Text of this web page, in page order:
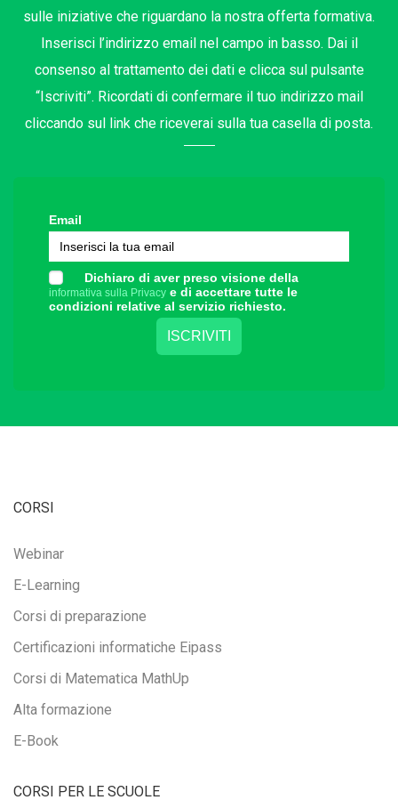
sulle iniziative che riguardano la nostra offerta formativa.
Inserisci l’indirizzo email nel campo in basso. Dai il
consenso al trattamento dei dati e clicca sul pulsante
“Iscriviti”. Ricordati di confermare il tuo indirizzo mail
cliccando sul link che riceverai sulla tua casella di posta.
Email
Dichiaro di aver preso visione della
informativa sulla Privacy e di accettare tutte le
condizioni relative al servizio richiesto.
CORSI
Webinar
E-Learning
Corsi di preparazione
Certificazioni informatiche Eipass
Corsi di Matematica MathUp
Alta formazione
E-Book
CORSI PER LE SCUOLE